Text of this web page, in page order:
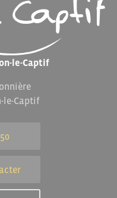
le-Captif
le-Captif